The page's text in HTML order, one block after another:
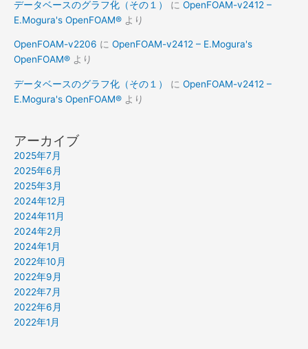
データベースのグラフ化（その１） に OpenFOAM-v2412 –
E.Mogura's OpenFOAM® より
OpenFOAM-v2206 に OpenFOAM-v2412 – E.Mogura's
OpenFOAM® より
データベースのグラフ化（その１） に OpenFOAM-v2412 –
E.Mogura's OpenFOAM® より
アーカイブ
2025年7月
2025年6月
2025年3月
2024年12月
2024年11月
2024年2月
2024年1月
2022年10月
2022年9月
2022年7月
2022年6月
2022年1月